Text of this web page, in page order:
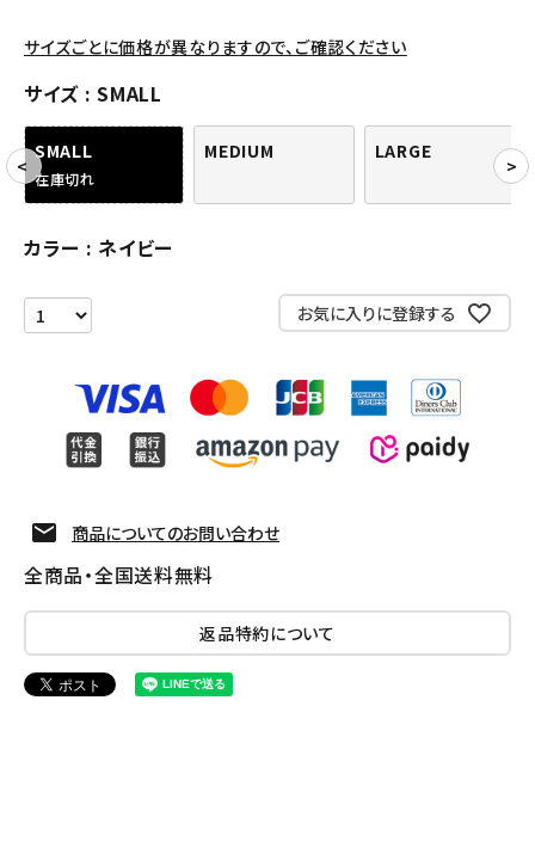
COLLABORATION BRAND
SEASON
CONTENTS
ようこそ ゲスト 様
meeting_room ログイン
Follow us
サイズごとに価格が異なりますので、ご確認ください
サイズ SMALL
SMALL
在庫切れ
MEDIUM LARGE
カラー ネイビー
お気に入りに登録する
商品についてのお問い合わせ
全商品・全国送料無料
返品特約について